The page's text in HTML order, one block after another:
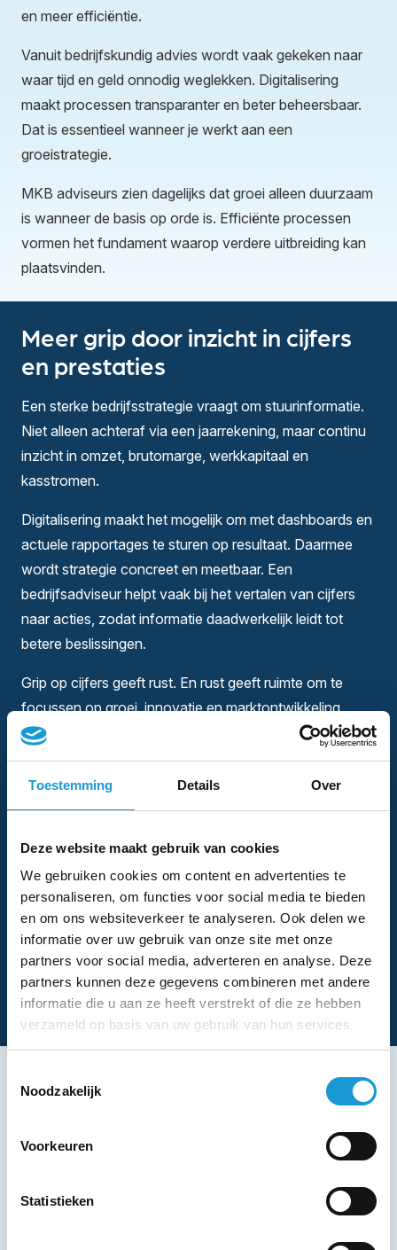
Toestemming Details Over
Deze website maakt gebruik van cookies
We gebruiken cookies om content en advertenties te
personaliseren, om functies voor social media te bieden
en om ons websiteverkeer te analyseren. Ook delen we
informatie over uw gebruik van onze site met onze
partners voor social media, adverteren en analyse. Deze
partners kunnen deze gegevens combineren met andere
informatie die u aan ze heeft verstrekt of die ze hebben
verzameld op basis van uw gebruik van hun services.
Noodzakelijk
Voorkeuren
Statistieken
en meer efficiëntie.
Vanuit bedrijfskundig advies wordt vaak gekeken naar
waar tijd en geld onnodig weglekken. Digitalisering
maakt processen transparanter en beter beheersbaar.
Dat is essentieel wanneer je werkt aan een
groeistrategie.
MKB adviseurs zien dagelijks dat groei alleen duurzaam
is wanneer de basis op orde is. Efficiënte processen
vormen het fundament waarop verdere uitbreiding kan
plaatsvinden.
Meer grip door inzicht in cijfers
en prestaties
Een sterke bedrijfsstrategie vraagt om stuurinformatie.
Niet alleen achteraf via een jaarrekening, maar continu
inzicht in omzet, brutomarge, werkkapitaal en
kasstromen.
Digitalisering maakt het mogelijk om met dashboards en
actuele rapportages te sturen op resultaat. Daarmee
wordt strategie concreet en meetbaar. Een
bedrijfsadviseur helpt vaak bij het vertalen van cijfers
naar acties, zodat informatie daadwerkelijk leidt tot
betere beslissingen.
Grip op cijfers geeft rust. En rust geeft ruimte om te
focussen op groei, innovatie en marktontwikkeling.